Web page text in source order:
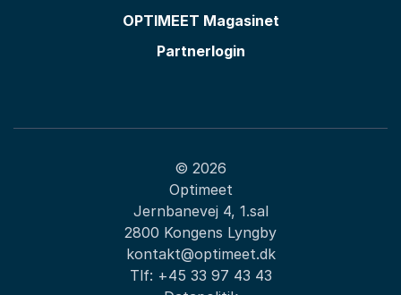
OPTIMEET Magasinet
Partnerlogin
© 2026
Optimeet
Jernbanevej 4, 1.sal
2800 Kongens Lyngby
kontakt@optimeet.dk
Tlf: +45 33 97 43 43